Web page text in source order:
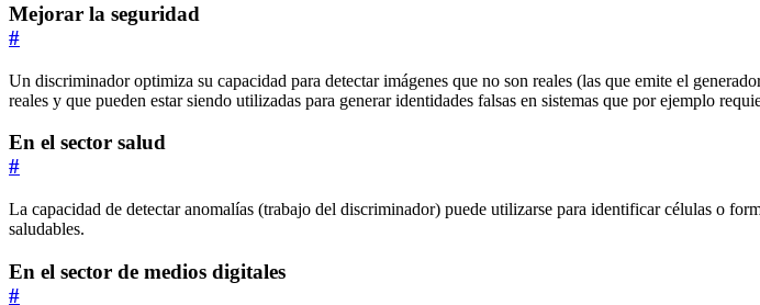
Mejorar la seguridad
#
Un discriminador optimiza su capacidad para detectar imágenes que no son reales (las que emite el
reales y que pueden estar siendo utilizadas para generar identidades falsas en sistemas que por ejemplo
En el sector salud
#
La capacidad de detectar anomalías (trabajo del discriminador) puede utilizarse para identificar células o
saludables.
En el sector de medios digitales
#